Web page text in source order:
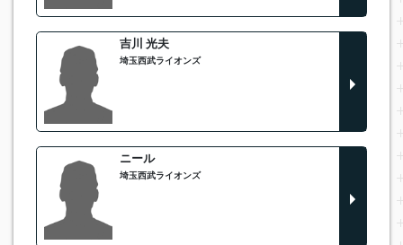
吉川 光夫
埼玉西武ライオンズ
ニール
埼玉西武ライオンズ